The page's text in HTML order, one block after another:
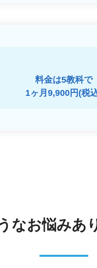
料金は5教科で
1ヶ月9,900円(税
なお悩みあ